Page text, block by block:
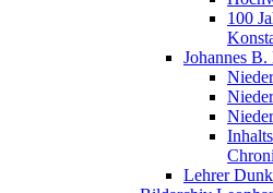
100
Johannes
Lehrer